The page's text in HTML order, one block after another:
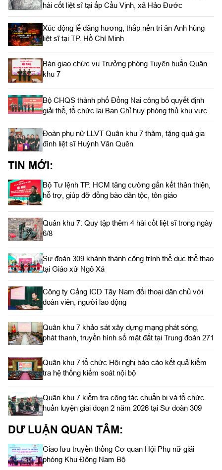
hài cốt liệt sĩ tại ấp Cầu Vịnh, xã Hảo Đước
Xúc động lễ dâng hương, thắp nến tri ân Anh hùng
liệt sĩ tại TP. Hồ Chí Minh
Bàn giao chức vụ Trưởng phòng Tuyên huấn Quân
khu 7
Bộ CHQS thành phố Đồng Nai công bố quyết định
giải thể, tổ chức lại Ban Chỉ huy phòng thủ khu vực
Đoàn phụ nữ LLVT Quân khu 7 thăm, tặng quà gia
đình liệt sĩ Huỳnh Văn Quên
TIN MỚI:
Bộ Tư lệnh TP. HCM tăng cường gắn kết thân thiện,
hỗ trợ, giúp đỡ đồng bào dân tộc, tôn giáo
Quân khu 7: Quy tập thêm 4 hài cốt liệt sĩ trong ngày
6/8
Sư đoàn 309 khánh thành công trình thể dục thể thao
tại Giáo xứ Ngô Xá
Công ty Cảng ICD Tây Nam đối thoại dân chủ với
đoàn viên, người lao động
Quân khu 7 khảo sát xây dựng mạng phát sóng,
phát thanh, truyền hình số mặt đất tại Trung đoàn 271
Quân khu 7 tổ chức Hội nghị báo cáo kết quả kiểm
tra hệ thống kiểm soát nội bộ
Quân khu 7 kiểm tra công tác chuẩn bị và tổ chức
huấn luyện giai đoạn 2 năm 2026 tại Sư đoàn 309
DƯ LUẬN QUAN TÂM:
Giao lưu truyền thống Cơ quan Hội Phụ nữ giải
phóng Khu Đông Nam Bộ